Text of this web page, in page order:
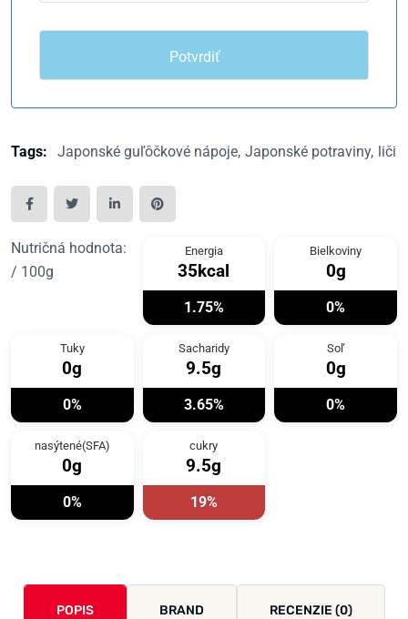
Tags: Japonské guľôčkové nápoje Japonské potraviny liči
Nutričná hodnota:
/ 100g
Energia
35kcal
1.75%
Bielkoviny
0g
0%
Tuky
0g
0%
Sacharidy
9.5g
3.65%
Soľ
0g
0%
nasýtené(SFA)
0g
0%
cukry
9.5g
19%
POPIS BRAND RECENZIE (0)